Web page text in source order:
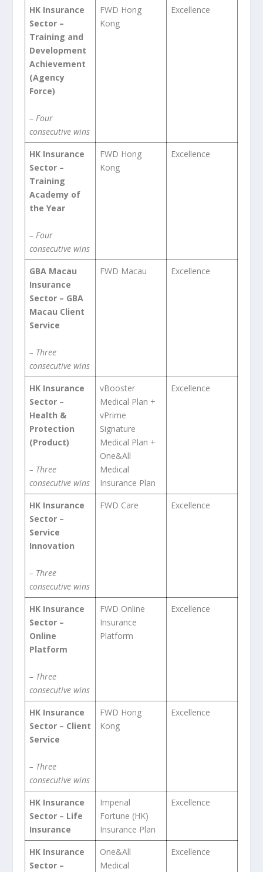
HK Insurance
Sector –
Training and
Development
Achievement
(Agency
Force)
– Four
consecutive wins
FWD Hong
Kong
Excellence
HK Insurance
Sector –
Training
Academy of
the Year
–Four
consecutive wins
FWD Hong
Kong
Excellence
GBA Macau
Insurance
Sector – GBA
Macau Client
Service
– Three
consecutive wins
FWD Macau Excellence
HK Insurance
Sector –
Health &
Protection
(Product)
– Three
consecutive wins
vBooster
Medical Plan +
vPrime
Signature
Medical Plan +
One&All
Medical
Insurance Plan
Excellence
HK Insurance
Sector –
Service
Innovation
– Three
consecutive wins
FWD Care Excellence
HK Insurance
Sector –
Online
Platform
– Three
consecutive wins
FWD Online
Insurance
Platform
Excellence
HK Insurance
Sector – Client
Service
– Three
consecutive wins
FWD Hong
Kong
Excellence
HK Insurance
Sector – Life
Insurance
Imperial
Fortune (HK)
Insurance Plan
Excellence
HK Insurance
Sector –
One&All
Medical
Excellence